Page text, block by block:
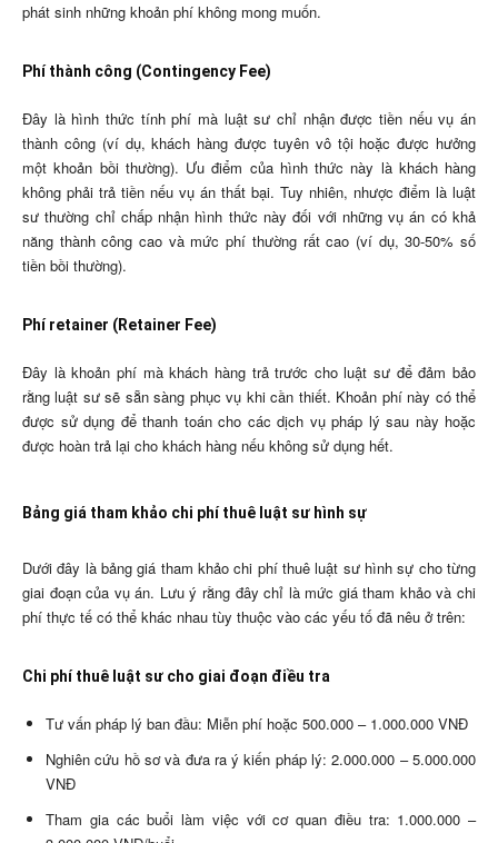
phát sinh những khoản phí không mong muốn.
Phí thành công (Contingency Fee)
Đây là hình thức tính phí mà luật sư chỉ nhận được tiền nếu vụ án
thành công (ví dụ, khách hàng được tuyên vô tội hoặc được hưởng
một khoản bồi thường). Ưu điểm của hình thức này là khách hàng
không phải trả tiền nếu vụ án thất bại. Tuy nhiên, nhược điểm là luật
sư thường chỉ chấp nhận hình thức này đối với những vụ án có khả
năng thành công cao và mức phí thường rất cao (ví dụ, 30-50% số
tiền bồi thường).
Phí retainer (Retainer Fee)
Đây là khoản phí mà khách hàng trả trước cho luật sư để đảm bảo
rằng luật sư sẽ sẵn sàng phục vụ khi cần thiết. Khoản phí này có thể
được sử dụng để thanh toán cho các dịch vụ pháp lý sau này hoặc
được hoàn trả lại cho khách hàng nếu không sử dụng hết.
Bảng giá tham khảo chi phí thuê luật sư hình sự
Dưới đây là bảng giá tham khảo chi phí thuê luật sư hình sự cho từng
giai đoạn của vụ án. Lưu ý rằng đây chỉ là mức giá tham khảo và chi
phí thực tế có thể khác nhau tùy thuộc vào các yếu tố đã nêu ở trên:
Chi phí thuê luật sư cho giai đoạn điều tra
Tư vấn pháp lý ban đầu: Miễn phí hoặc 500.000 – 1.000.000 VNĐ
Nghiên cứu hồ sơ và đưa ra ý kiến pháp lý: 2.000.000 – 5.000.000
VNĐ
Tham gia các buổi làm việc với cơ quan điều tra: 1.000.000 –